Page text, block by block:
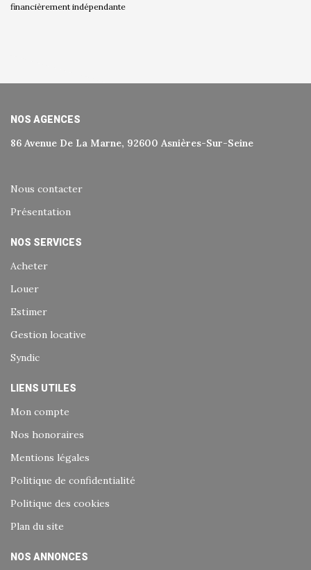
financièrement indépendante
NOS AGENCES
86 Avenue De La Marne, 92600 Asnières-Sur-Seine
Nous contacter
Présentation
NOS SERVICES
Acheter
Louer
Estimer
Gestion locative
Syndic
LIENS UTILES
Mon compte
Nos honoraires
Mentions légales
Politique de confidentialité
Politique des cookies
Plan du site
NOS ANNONCES